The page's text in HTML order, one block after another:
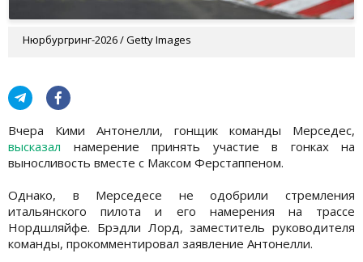
Нюрбургринг-2026 / Getty Images
Вчера Кими Антонелли, гонщик команды Мерседес,
высказал намерение принять участие в гонках на
выносливость вместе с Максом Ферстаппеном.
Однако, в Мерседесе не одобрили стремления
итальянского пилота и его намерения на трассе
Нордшляйфе. Брэдли Лорд, заместитель руководителя
команды, прокомментировал заявление Антонелли.